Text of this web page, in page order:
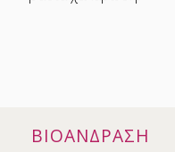
ΒΙΟΑΝΔΡΑΣΗ